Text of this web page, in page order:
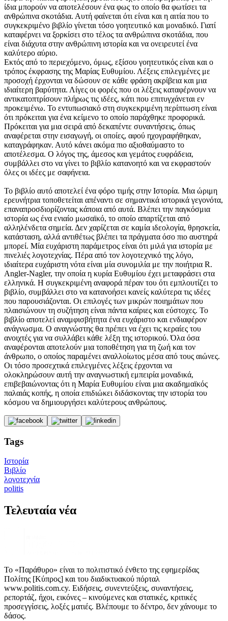
ίδια μπορούν να αποτελέσουν ένα φως το οποίο θα φωτίσει τα
ανθρώπινα σκοτάδια. Αυτή φαίνεται ότι είναι και η αιτία που το
συγκεκριμένο βιβλίο γίνεται τόσο γοητευτικό και μοναδικό. Γιατί
καταφέρνει να ξορκίσει στο τέλος τα ανθρώπινα σκοτάδια, που
είναι διάχυτα στην ανθρώπινη ιστορία και να ονειρευτεί ένα
καλύτερο αύριο.
Εκτός από το περιεχόμενο, όμως, εξίσου γοητευτικός είναι και ο
τρόπος έκφρασης της Μαρίας Ευθυμίου. Λέξεις επιλεγμένες με
προσοχή έρχονται να δώσουν σε κάθε φράση ακρίβεια και μια
ιδιαίτερη βαρύτητα. Λίγες οι φορές που οι λέξεις καταφέρνουν να
αντικατοπτρίσουν πλήρως τις ιδέες, κάτι που επιτυγχάνεται εν
προκειμένω. Το εντυπωσιακό στη συγκεκριμένη περίπτωση είναι
ότι πρόκειται για ένα κείμενο το οποίο παράχθηκε προφορικά.
Πρόκειται για μια σειρά από δεκαπέντε συναντήσεις, όπως
αναφέρεται στην εισαγωγή, οι οποίες, αφού ηχογραφήθηκαν,
καταγράφηκαν. Αυτό κάνει ακόμα πιο αξιοθαύμαστο το
αποτέλεσμα. Ο λόγος της, άμεσος και γεμάτος ευφράδεια,
συμβάλλει στο να γίνει το βιβλίο κατανοητό και να εκφραστούν
όλες οι ιδέες με σαφήνεια.
Το βιβλίο αυτό αποτελεί ένα φόρο τιμής στην Ιστορία. Μια ώριμη
ερευνήτρια τοποθετείται απέναντι σε σημαντικά ιστορικά γεγονότα,
επαναπροσδιορίζοντας κάποια από αυτά. Βλέπει την παγκόσμια
ιστορία ως ένα ενιαίο μωσαϊκό, το οποίο απαρτίζεται από
αλληλένδετα σημεία. Δεν χαρίζεται σε καμία ιδεολογία, θρησκεία,
κατάσταση, αλλά αντιθέτως βλέπει τα πράγματα όσο πιο αυστηρά
μπορεί. Μία ευχάριστη παράμετρος είναι ότι μιλά για ιστορία με
πινελιές λογοτεχνίας. Πέρα από τον λογοτεχνικό της λόγο,
ιδιαίτερα ευχάριστη νότα είναι μία συνομιλία με την ποιήτρια R.
Angler-Nagler, την οποία η κυρία Ευθυμίου έχει μεταφράσει στα
ελληνικά. Η συγκεκριμένη αναφορά πέραν του ότι εμπλουτίζει το
βιβλίο, συμβάλλει στο να κατανοήσει κανείς καλύτερα τις ιδέες
που παρουσιάζονται. Οι επιλογές των μικρών ποιημάτων που
πλαισιώνουν τη συζήτηση είναι πάντα καίριες και εύστοχες. Το
βιβλίο αποτελεί αναμφισβήτητα ένα ευχάριστο και ενδιαφέρον
ανάγνωσμα. Ο αναγνώστης θα πρέπει να έχει τις κεραίες του
ανοιχτές για να συλλάβει κάθε λέξη της ιστορικού. Όλα όσα
αναφέρονται αποτελούν μια τοποθέτηση για τη ζωή και τον
άνθρωπο, ο οποίος παραμένει αναλλοίωτος μέσα από τους αιώνες.
Οι τόσο προσεχτικά επιλεγμένες λέξεις έρχονται να
ολοκληρώσουν αυτή την αναγνωστική εμπειρία μοναδικά,
επιβεβαιώνοντας ότι η Μαρία Ευθυμίου είναι μια ακαδημαϊκός
παλαιάς κοπής, η οποία επιδιώκει διδάσκοντας την ιστορία του
κόσμου να δημιουργήσει καλύτερους ανθρώπους.
Tags
Ιστορία
Βιβλίο
λογοτεχνία
politis
Τελευταία νέα
Το «Παράθυρο» είναι το πολιτιστικό ένθετο της εφημερίδας
Πολίτης [Κύπρος] και του διαδικτυακού πόρταλ
www.politis.com.cy. Ειδήσεις, συνεντεύξεις, συναντήσεις,
ρεπορτάζ, ήχοι, εικόνες – κινούμενες και στατικές, κριτικές
προσεγγίσεις, λοξές ματιές. Βλέπουμε το δέντρο, δεν χάνουμε το
δάσος.